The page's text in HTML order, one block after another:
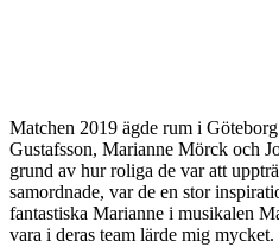
Matchen 2019 ägde rum i
Gustafsson, Marianne Mörck och
grund av hur roliga de var att
samordnade, var de en stor
fantastiska Marianne i musikalen
vara i deras team lärde mig mycket.